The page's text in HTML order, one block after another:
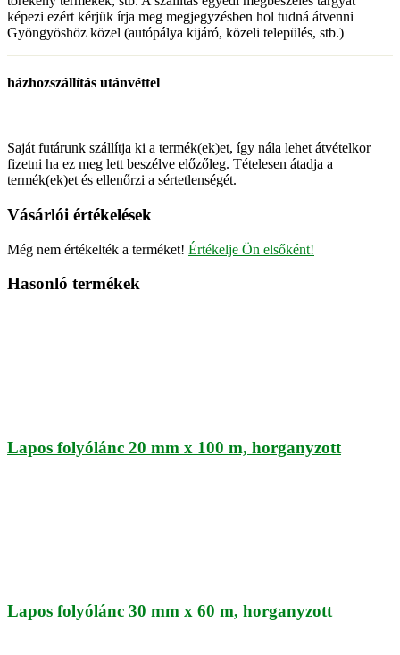
képezi ezért kérjük írja meg megjegyzésben hol tudná átvenni
Gyöngyöshöz közel (autópálya kijáró, közeli település, stb.)
házhozszállítás utánvéttel
Saját futárunk szállítja ki a termék(ek)et, így nála lehet átvételkor
fizetni ha ez meg lett beszélve előzőleg. Tételesen átadja a
termék(ek)et és ellenőrzi a sértetlenségét.
Vásárlói értékelések
Még nem értékelték a terméket! Értékelje Ön elsőként!
Hasonló termékek
Lapos folyólánc 20 mm x 100 m, horganyzott
Lapos folyólánc 30 mm x 60 m, horganyzott